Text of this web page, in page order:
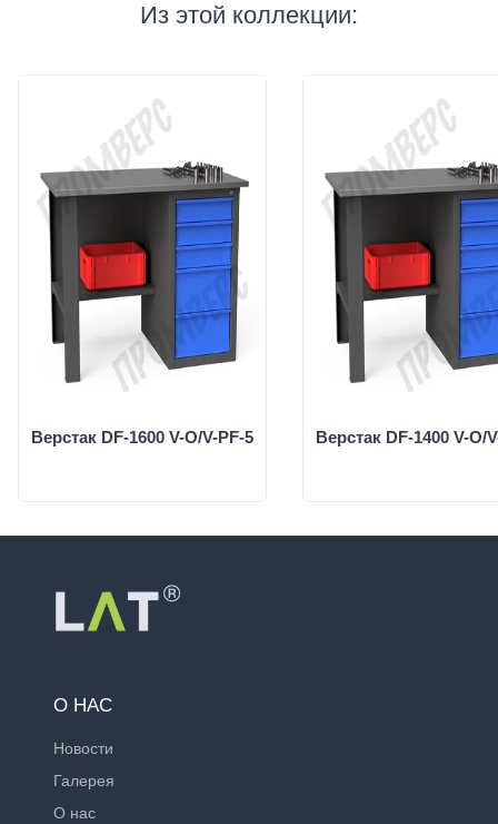
Из этой коллекции:
Верстак DF-1600 V-O/V-PF-5 Верстак DF-1400 V-O/
О НАС
Новости
Галерея
О нас